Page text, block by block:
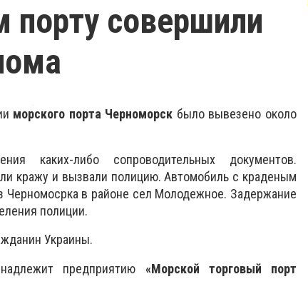
совершили
морского порта Черноморск было вывезено около
каких-либо сопроводительных документов.
кражу и вызвали полицию. Автомобиль с краденым
в районе сел Молодежное. Задержание
полиции.
Украины.
предприятию «Морской торговый порт